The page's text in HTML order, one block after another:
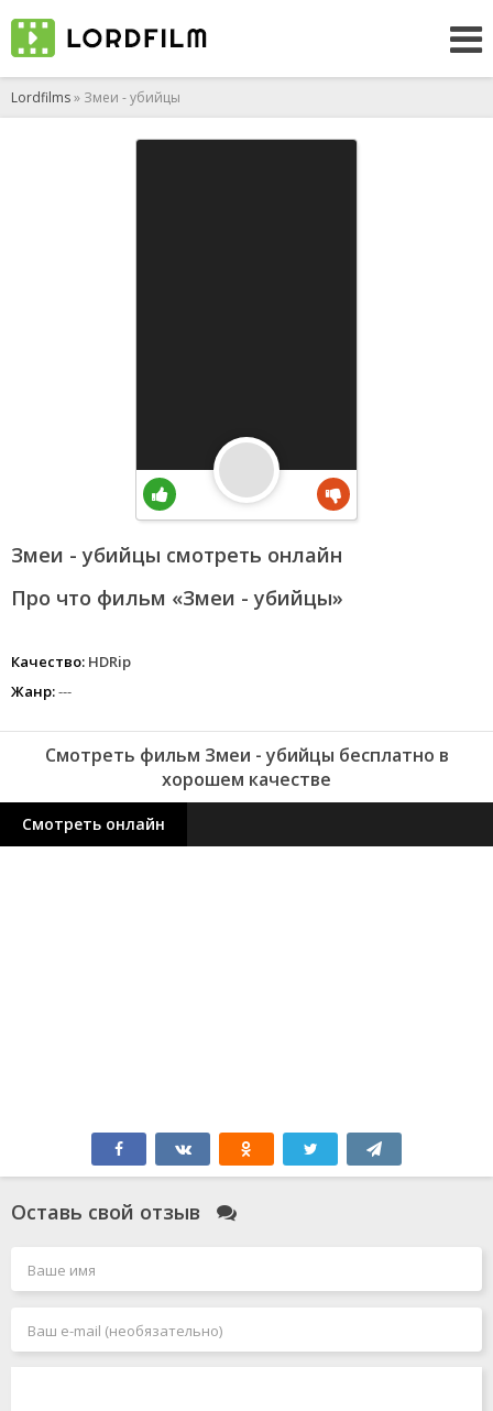
Lordfilms» Змеи - убийцы
Змеи - убийцы смотреть онлайн
Про что фильм «Змеи - убийцы»
Качество: HDRip
Жанр:---
Смотреть фильм Змеи - убийцы бесплатно в
хорошем качестве
Смотреть онлайн
Оставь свой отзыв